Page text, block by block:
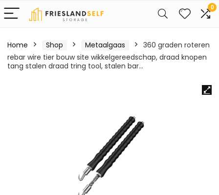
0
Home Shop Metaalgaas
360 graden roteren
rebar wire tier bouw site wikkelgereedschap, draad knopen
tang stalen draad tring tool, stalen bar…